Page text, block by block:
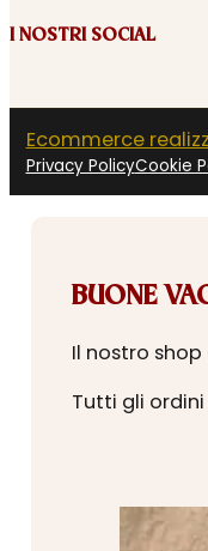
I NOSTRI SOCIAL
Ecommerce
Privacy PolicyCookie
BUONE
Il nostro shop
Tutti gli